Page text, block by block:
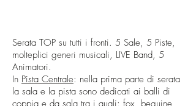
Serata TOP su tutti i fronti. 5 Sale, 5 Piste,
molteplici generi musicali, LIVE Band, 5
Animatori.
In Pista Centrale: nella prima parte di serata
la sala e la pista sono dedicati ai balli di
coppia e da sala tra i quali: fox, beguine,